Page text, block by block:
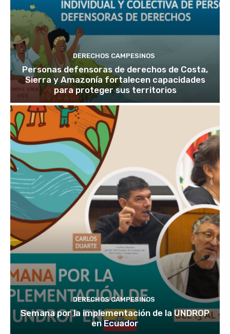
DERECHOS CAMPESINOS
Personas defensoras de derechos de Costa,
Sierra y Amazonía fortalecen capacidades
para proteger sus territorios
DERECHOS CAMPESINOS
Semana por la implementación de la UNDROP
en Ecuador